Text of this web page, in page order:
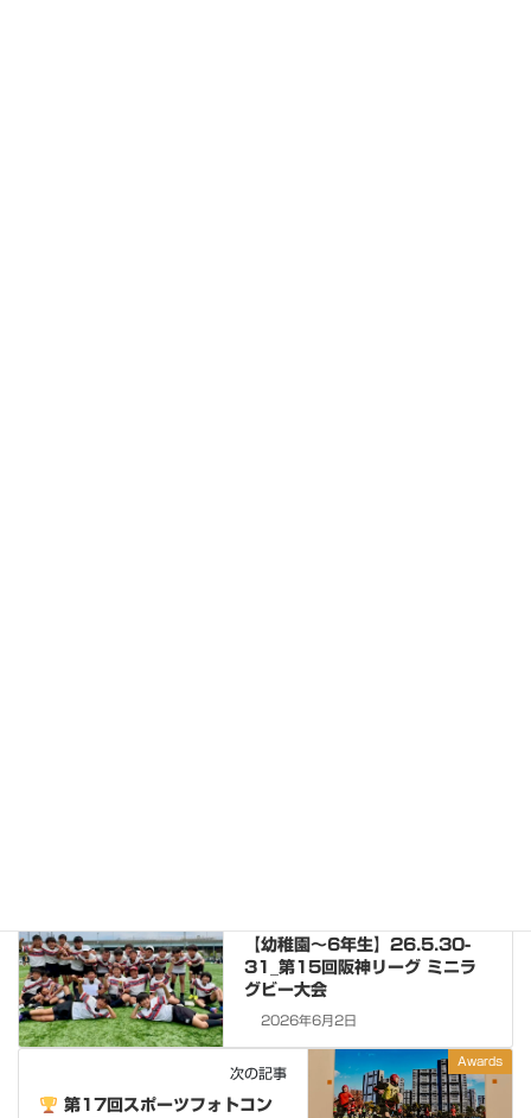
【幼稚園〜6年生】26.5.30-
31_第15回阪神リーグ ミニラ
グビー大会
2026年6月2日
Awards
次の記事
第17回スポーツフォトコン